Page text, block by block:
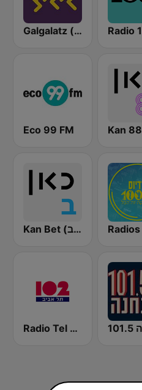
Galgalatz (גלגלצ רדיו)
Eco 99 FM Kan 88
Kan Bet (כאן ב' / רשת ב')
Radio Tel Aviv 102FM (רדיו תל אביב)